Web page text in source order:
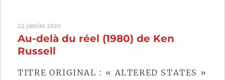
24 janvier 2020
Au-delà du réel (1980) de Ken
Russell
TITRE ORIGINAL : « ALTERED STATES »